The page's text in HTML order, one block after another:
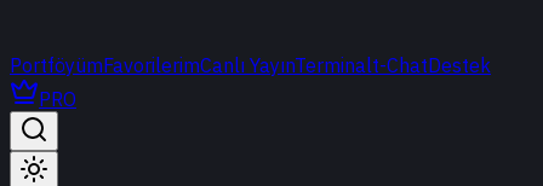
PortföyümFavorilerimCanlı YayınTerminalt-ChatDestek
PRO